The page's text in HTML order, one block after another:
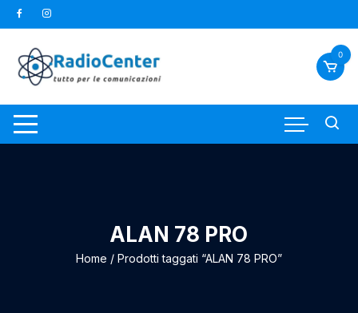
al
contenuto
0
ALAN 78 PRO
Home / Prodotti taggati “ALAN 78 PRO”